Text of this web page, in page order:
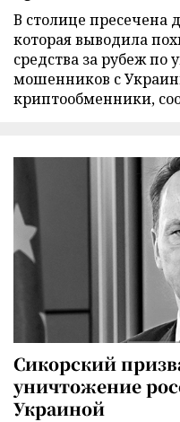
В столице пресечена
которая выводила
средства за рубеж
мошенников с
криптообменники,
Сикорский
уничтожение
Украиной